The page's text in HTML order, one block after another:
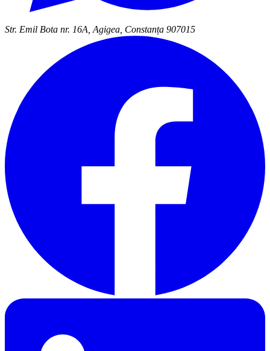
Str. Emil Bota nr. 16A, Agigea, Constanța 907015